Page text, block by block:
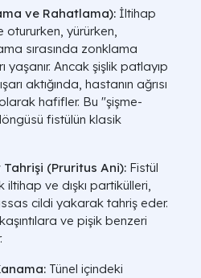
ve Rahatlama): İltihap
yürürken,
sırasında zonklama
yaşanır. Ancak şişlik patlayıp
aktığında, hastanın ağrısı
hafifler. Bu "şişme-
fistülün klasik
Tahrişi (Pruritus Ani): Fistül
iltihap ve dışkı partikülleri,
cildi yakarak tahriş eder.
ve pişik benzeri
Tünel içindeki